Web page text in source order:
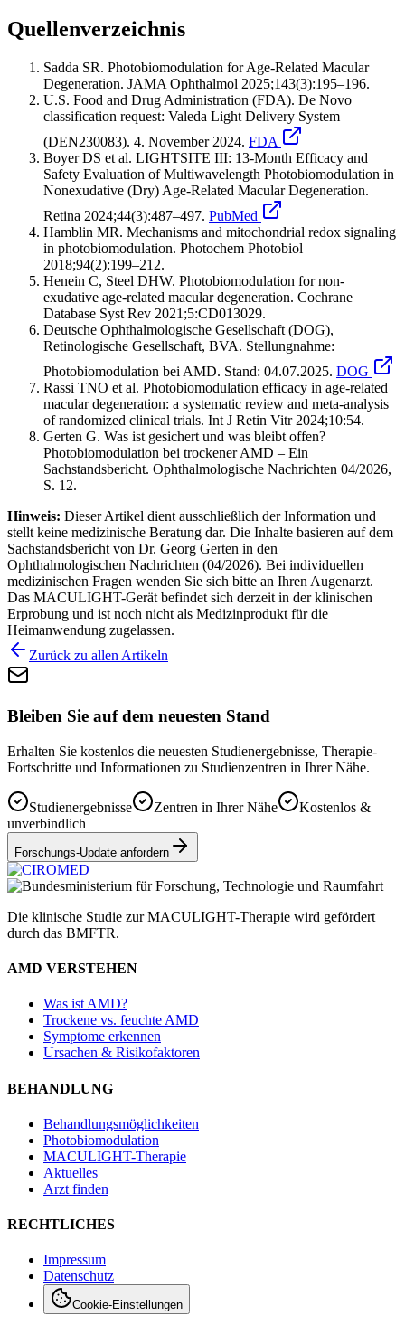
Quellenverzeichnis
Sadda SR. Photobiomodulation for Age-Related Macular
Degeneration. JAMA Ophthalmol 2025;143(3):195–196.
U.S. Food and Drug Administration (FDA). De Novo
classification request: Valeda Light Delivery System
(DEN230083). 4. November 2024. FDA
Boyer DS et al. LIGHTSITE III: 13-Month Efficacy and
Safety Evaluation of Multiwavelength Photobiomodulation in
Nonexudative (Dry) Age-Related Macular Degeneration.
Retina 2024;44(3):487–497. PubMed
Hamblin MR. Mechanisms and mitochondrial redox signaling
in photobiomodulation. Photochem Photobiol
2018;94(2):199–212.
Henein C, Steel DHW. Photobiomodulation for non-
exudative age-related macular degeneration. Cochrane
Database Syst Rev 2021;5:CD013029.
Deutsche Ophthalmologische Gesellschaft (DOG),
Retinologische Gesellschaft, BVA. Stellungnahme:
Photobiomodulation bei AMD. Stand: 04.07.2025. DOG
Rassi TNO et al. Photobiomodulation efficacy in age-related
macular degeneration: a systematic review and meta-analysis
of randomized clinical trials. Int J Retin Vitr 2024;10:54.
Gerten G. Was ist gesichert und was bleibt offen?
Photobiomodulation bei trockener AMD – Ein
Sachstandsbericht. Ophthalmologische Nachrichten 04/2026,
S. 12.
Hinweis: Dieser Artikel dient ausschließlich der Information und
stellt keine medizinische Beratung dar. Die Inhalte basieren auf dem
Sachstandsbericht von Dr. Georg Gerten in den
Ophthalmologischen Nachrichten (04/2026). Bei individuellen
medizinischen Fragen wenden Sie sich bitte an Ihren Augenarzt.
Das MACULIGHT-Gerät befindet sich derzeit in der klinischen
Erprobung und ist noch nicht als Medizinprodukt für die
Heimanwendung zugelassen.
Zurück zu allen Artikeln
Bleiben Sie auf dem neuesten Stand
Erhalten Sie kostenlos die neuesten Studienergebnisse, Therapie-
Fortschritte und Informationen zu Studienzentren in Ihrer Nähe.
Studienergebnisse Zentren in Ihrer Nähe
Kostenlos &
unverbindlich
Forschungs-Update anfordern
Die klinische Studie zur MACULIGHT-Therapie wird gefördert
durch das BMFTR.
AMD VERSTEHEN
Was ist AMD?
Trockene vs. feuchte AMD
Symptome erkennen
Ursachen & Risikofaktoren
BEHANDLUNG
Behandlungsmöglichkeiten
Photobiomodulation
MACULIGHT-Therapie
Aktuelles
Arzt finden
RECHTLICHES
Impressum
Datenschutz
Cookie-Einstellungen